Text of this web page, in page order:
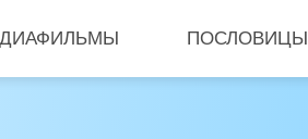
ДИАФИЛЬМЫ ПОСЛОВИЦЫ